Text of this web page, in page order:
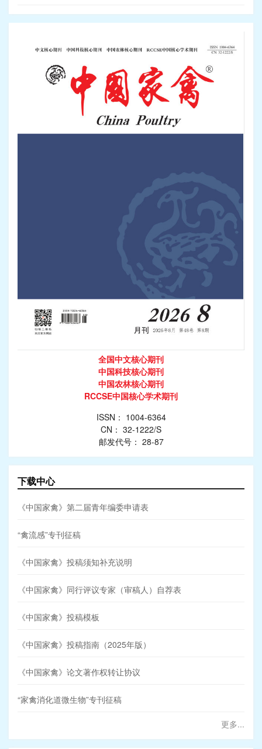
全国中文核心期刊
中国科技核心期刊
中国农林核心期刊
RCCSE中国核心学术期刊
ISSN： 1004-6364
CN： 32-1222/S
邮发代号： 28-87
下载中心
《中国家禽》第二届青年编委申请表
“禽流感”专刊征稿
《中国家禽》投稿须知补充说明
《中国家禽》同行评议专家（审稿人）自荐表
《中国家禽》投稿模板
《中国家禽》投稿指南（2025年版）
《中国家禽》论文著作权转让协议
“家禽消化道微生物”专刊征稿
更多...